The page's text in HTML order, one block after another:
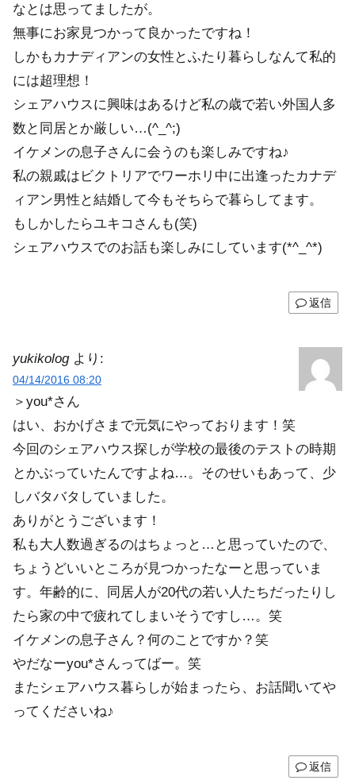
なとは思ってましたが。
無事にお家見つかって良かったですね！
しかもカナディアンの女性とふたり暮らしなんて私的
には超理想！
シェアハウスに興味はあるけど私の歳で若い外国人多
数と同居とか厳しい…(^_^;)
イケメンの息子さんに会うのも楽しみですね♪
私の親戚はビクトリアでワーホリ中に出逢ったカナデ
ィアン男性と結婚して今もそちらで暮らしてます。
もしかしたらユキコさんも(笑)
シェアハウスでのお話も楽しみにしています(*^_^*)
返信
yukikolog より:
04/14/2016 08:20
＞you*さん
はい、おかげさまで元気にやっております！笑
今回のシェアハウス探しが学校の最後のテストの時期
とかぶっていたんですよね…。そのせいもあって、少
しバタバタしていました。
ありがとうございます！
私も大人数過ぎるのはちょっと…と思っていたので、
ちょうどいいところが見つかったなーと思っていま
す。年齢的に、同居人が20代の若い人たちだったりし
たら家の中で疲れてしまいそうですし…。笑
イケメンの息子さん？何のことですか？笑
やだなーyou*さんってばー。笑
またシェアハウス暮らしが始まったら、お話聞いてや
ってくださいね♪
返信